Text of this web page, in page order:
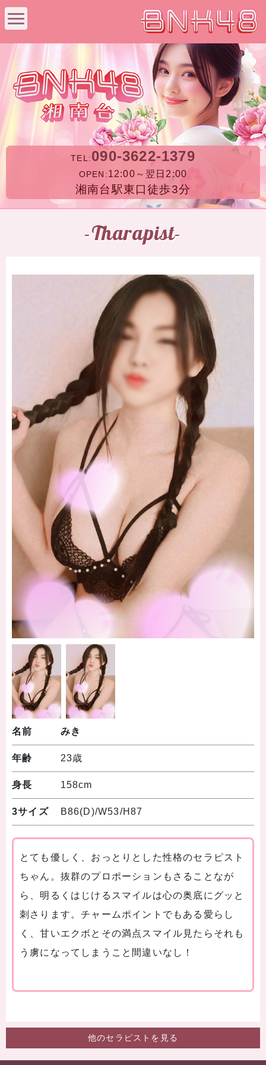
TEL: 090-3622-1379
OPEN: 12:00～翌日2:00
湘南台駅東口徒歩3分
-Tharapist-
名前 みき
年齢 23歳
身長 158cm
3サイズ B86(D)/W53/H87
とても優しく、おっとりとした性格のセラピスト
ちゃん。抜群のプロポーションもさることなが
ら、明るくはじけるスマイルは心の奥底にグッと
刺さります。チャームポイントでもある愛らし
く、甘いエクボとその満点スマイル見たらそれも
う虜になってしまうこと間違いなし！
他のセラピストを見る